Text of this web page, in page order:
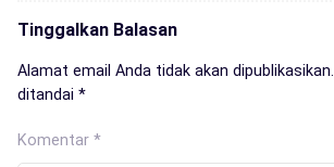
Tinggalkan Balasan
Alamat email Anda tidak akan dipublikasikan.
ditandai *
Komentar *